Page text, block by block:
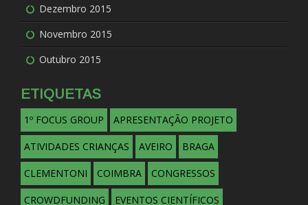
Dezembro 2015
Novembro 2015
Outubro 2015
ETIQUETAS
1º FOCUS GROUP APRESENTAÇÃO PROJETO
ATIVIDADES CRIANÇAS AVEIRO BRAGA
CLEMENTONI COIMBRA CONGRESSOS
CROWDFUNDING EVENTOS CIENTÍFICOS